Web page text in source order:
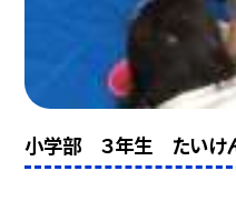
小学部 ３年生 たいけん